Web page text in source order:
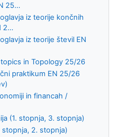
25...
iz teorije končnih
2...
iz teorije števil EN
in Topology 25/26
praktikum EN 25/26
in financah /
(1. stopnja, 3. stopnja)
stopnja, 2. stopnja)